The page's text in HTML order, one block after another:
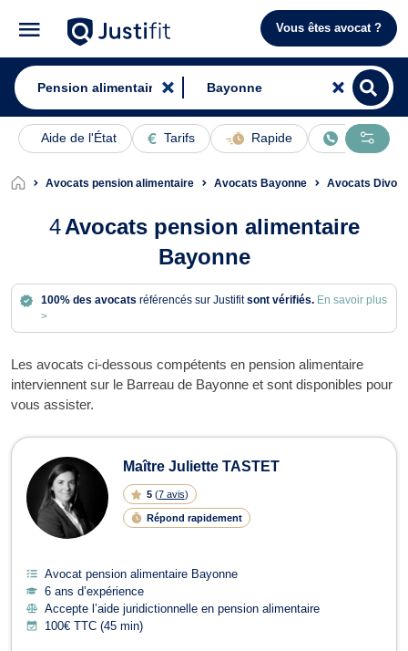
Vous êtes avocat ?
Aide de l'État Tarifs Rapide En ligne
Avocats pension alimentaire Avocats Bayonne Avocats
4 Avocats pension alimentaire
Bayonne
100% des avocats référencés sur Justifitsont vérifiés. En savoir plus
>
Les avocats ci-dessous compétents en pension alimentaire
interviennent sur le Barreau de Bayonne et sont disponibles pour
vous assister.
Avocats en pension alimentaire à
Maître Juliette TASTET
5 (7 avis)
Répond rapidement
Avocat pension alimentaire Bayonne
6 ans d’expérience
Accepte l’aide juridictionnelle en pension alimentaire
100€ TTC (45 min)